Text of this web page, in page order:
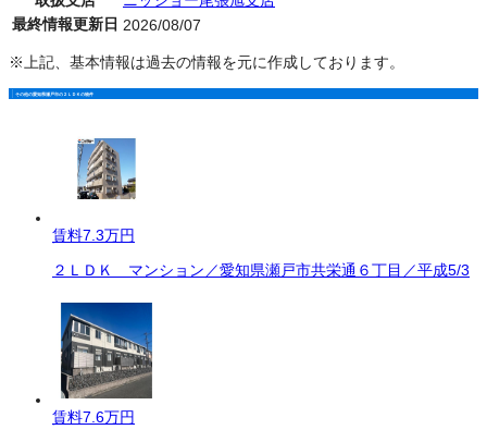
最終情報更新日 2026/08/07
※上記、基本情報は過去の情報を元に作成しております。
その他の愛知県瀬戸市の２ＬＤＫの物件
賃料7.3万円
２ＬＤＫ マンション／愛知県瀬戸市共栄通６丁目／平成5/3
賃料7.6万円